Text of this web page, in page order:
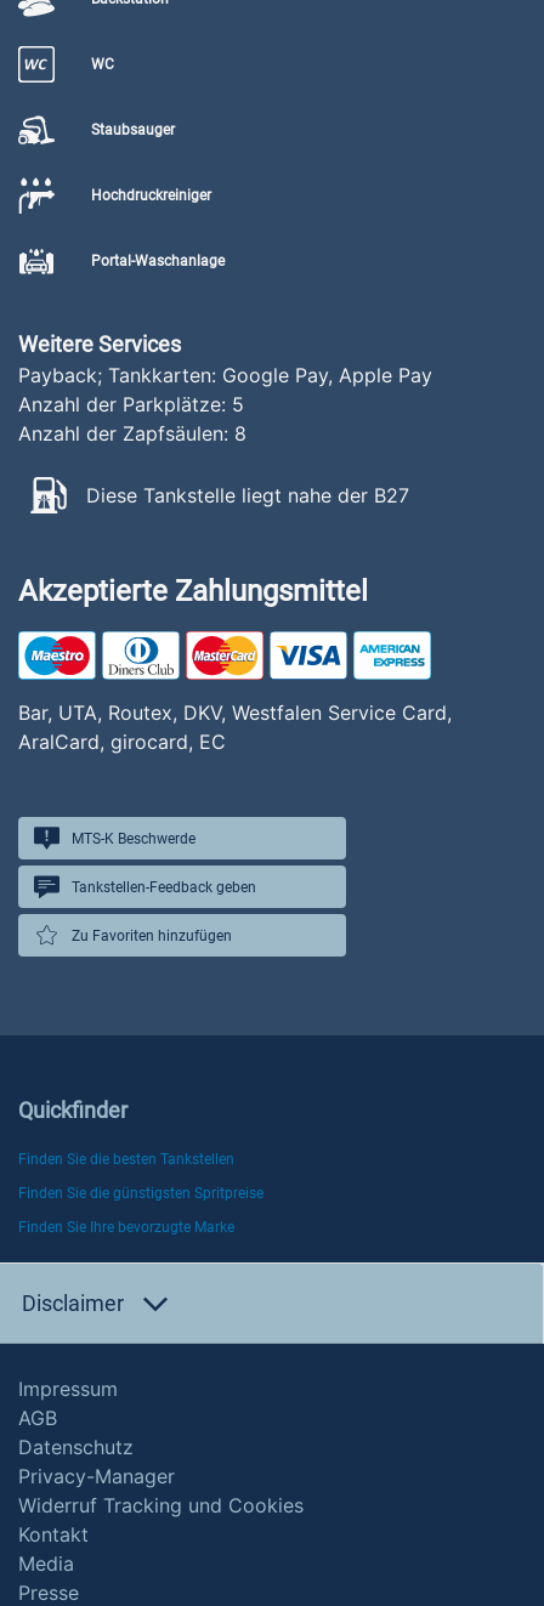
WC
Staubsauger
Hochdruckreiniger
Portal-Waschanlage
Weitere Services
Payback; Tankkarten: Google Pay, Apple Pay
Anzahl der Parkplätze: 5
Anzahl der Zapfsäulen: 8
Diese Tankstelle liegt nahe der B27
Akzeptierte Zahlungsmittel
Bar, UTA, Routex, DKV, Westfalen Service Card,
AralCard, girocard, EC
MTS-K Beschwerde
Tankstellen-Feedback geben
Zu Favoriten hinzufügen
Quickfinder
Finden Sie die besten Tankstellen
Finden Sie die günstigsten Spritpreise
Finden Sie Ihre bevorzugte Marke
Disclaimer
Impressum
AGB
Datenschutz
Privacy-Manager
Widerruf Tracking und Cookies
Kontakt
Media
Presse